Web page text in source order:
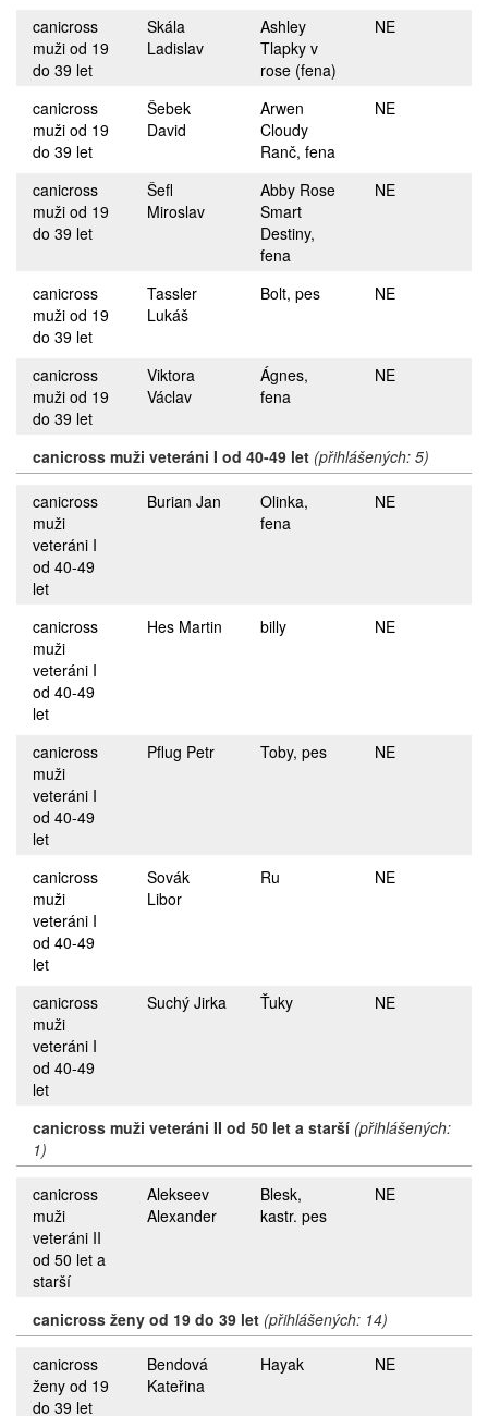
canicross
muži od 19
do 39 let
Skála
Ladislav
Ashley
Tlapky v
rose (fena)
NE
canicross
muži od 19
do 39 let
Šebek
David
Arwen
Cloudy
Ranč, fena
NE
canicross
muži od 19
do 39 let
Šefl
Miroslav
Abby Rose
Smart
Destiny,
fena
NE
canicross
muži od 19
do 39 let
Tassler
Lukáš
Bolt, pes NE
canicross
muži od 19
do 39 let
Viktora
Václav
Ágnes,
fena
NE
canicross muži veteráni I od 40-49 let (přihlášených: 5)
canicross
muži
veteráni I
od 40-49
let
Burian Jan
Olinka,
fena
NE
canicross
muži
veteráni I
od 40-49
let
Hes Martin billy NE
canicross
muži
veteráni I
od 40-49
let
Pflug Petr Toby, pes NE
canicross
muži
veteráni I
od 40-49
let
Sovák
Libor
Ru NE
canicross
muži
veteráni I
od 40-49
let
Suchý Jirka Ťuky NE
canicross muži veteráni II od 50 let a starší (přihlášených:
1)
canicross
muži
veteráni II
od 50 let a
starší
Alekseev
Alexander
Blesk,
kastr. pes
NE
canicross ženy od 19 do 39 let (přihlášených: 14)
canicross
ženy od 19
do 39 let
Bendová
Kateřina
Hayak NE